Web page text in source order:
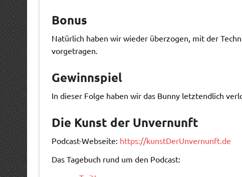
Bonus
Natürlich haben wir wieder überzogen, mit der
vorgetragen.
Gewinnspiel
In dieser Folge haben wir das Bunny letztendlich
Die Kunst der Unvernunft
Podcast-Webseite: https://kunstDerUnvernunft.de
Das Tagebuch rund um den Podcast: